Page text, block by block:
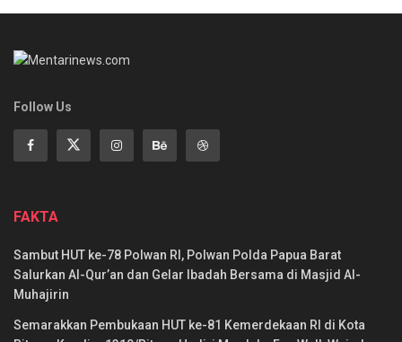
Follow Us
FAKTA
Sambut HUT ke-78 Polwan RI, Polwan Polda Papua Barat
Salurkan Al-Qur’an dan Gelar Ibadah Bersama di Masjid Al-
Muhajirin
Semarakkan Pembukaan HUT ke-81 Kemerdekaan RI di Kota